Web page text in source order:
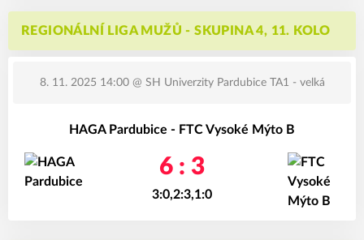
REGIONÁLNÍ LIGA MUŽŮ - SKUPINA 4, 11. KOLO
8. 11. 2025 14:00@ SH Univerzity Pardubice TA1 - velká
HAGA Pardubice - FTC Vysoké Mýto B
6 : 3
3:0,2:3,1:0